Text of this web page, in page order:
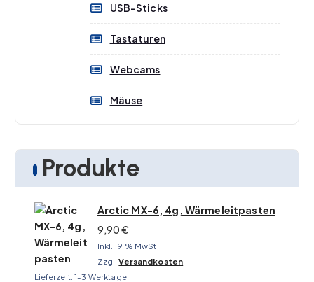
USB-Sticks
Tastaturen
Webcams
Mäuse
Produkte
Arctic MX-6, 4g, Wärmeleitpasten
9,90€
Inkl. 19 % MwSt.
Zzgl.Versandkosten
Lieferzeit:1-3 Werktage